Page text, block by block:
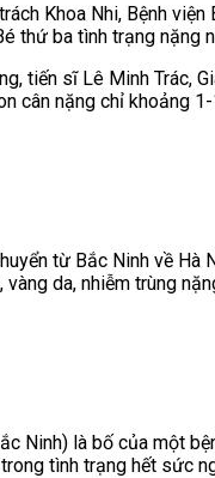
Khoa Nhi, Bệnh
thứ ba tình trạng nặng
tiến sĩ Lê Minh Trác,
cân nặng chỉ khoảng
từ Bắc Ninh về Hà
da, nhiễm trùng
Ninh) là bố của một
tình trạng hết sức